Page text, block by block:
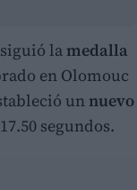
lamedalla
en Olomouc
unnuevo
segundos.